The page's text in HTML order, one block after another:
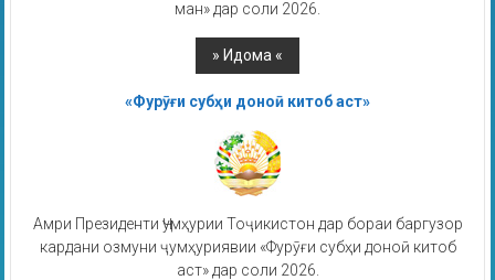
ман» дар соли 2026.
«Фурӯғи субҳи доноӣ китоб аст»
Амри Президенти Ҷумҳурии Тоҷикистон дар бораи баргузор
кардани озмуни ҷумҳуриявии «Фурӯғи субҳи доноӣ китоб
аст» дар соли 2026.